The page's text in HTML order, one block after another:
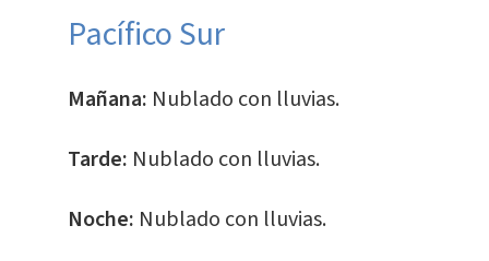
​Pacífico Sur
Mañana: Nublado con lluvias.
Tarde: Nublado con lluvias.
Noche: Nublado con lluvias.